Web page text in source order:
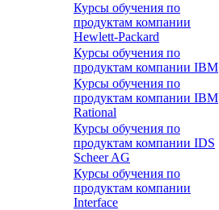
Курсы обучения по
продуктам компании
Hewlett-Packard
Курсы обучения по
продуктам компании IBM
Курсы обучения по
продуктам компании IBM
Rational
Курсы обучения по
продуктам компании IDS
Scheer AG
Курсы обучения по
продуктам компании
Interface